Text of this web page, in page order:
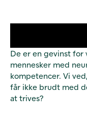
De er en gevinst for
mennesker med
kompetencer. Vi
får ikke brudt med
at trives?